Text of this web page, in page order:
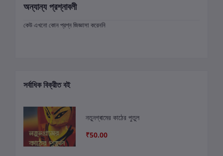
অন্যান্য প্রশ্নাবলী
কেউ এখনো কোন প্রশ্ন জিজ্ঞাসা করেননি
সর্বাধিক বিক্রীত বই
নতুনগ্ৰামের কাঠের পুতুল
₹50.00